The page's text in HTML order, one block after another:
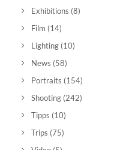
Exhibitions (8)
Film (14)
Lighting (10)
News (58)
Portraits (154)
Shooting (242)
Tipps (10)
Trips (75)